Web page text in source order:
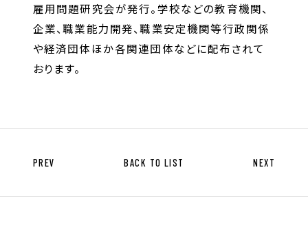
中途採用に関して
新卒採用に関して
投資家情報に関して
PR・ホームページに関して
U-LIFE
雇用問題研究会が発行。学校などの教育機関、
企業、職業能力開発、職業安定機関等行政関係
や経済団体ほか各関連団体などに配布されて
おります。
PREV BACK TO LIST NEXT